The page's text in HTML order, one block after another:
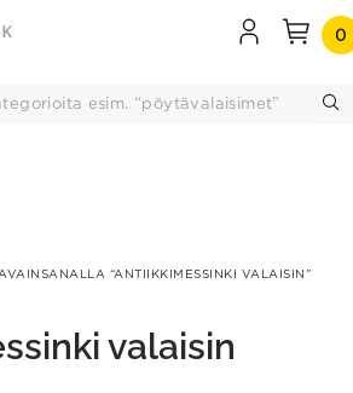
0
“ANTIIKKIMESSINKI VALAISIN”
valaisin